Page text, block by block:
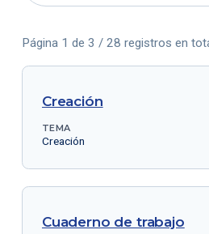
Página 1 de 3 / 28 registros en
Creación
TEMA
Creación
Cuaderno de trabajo